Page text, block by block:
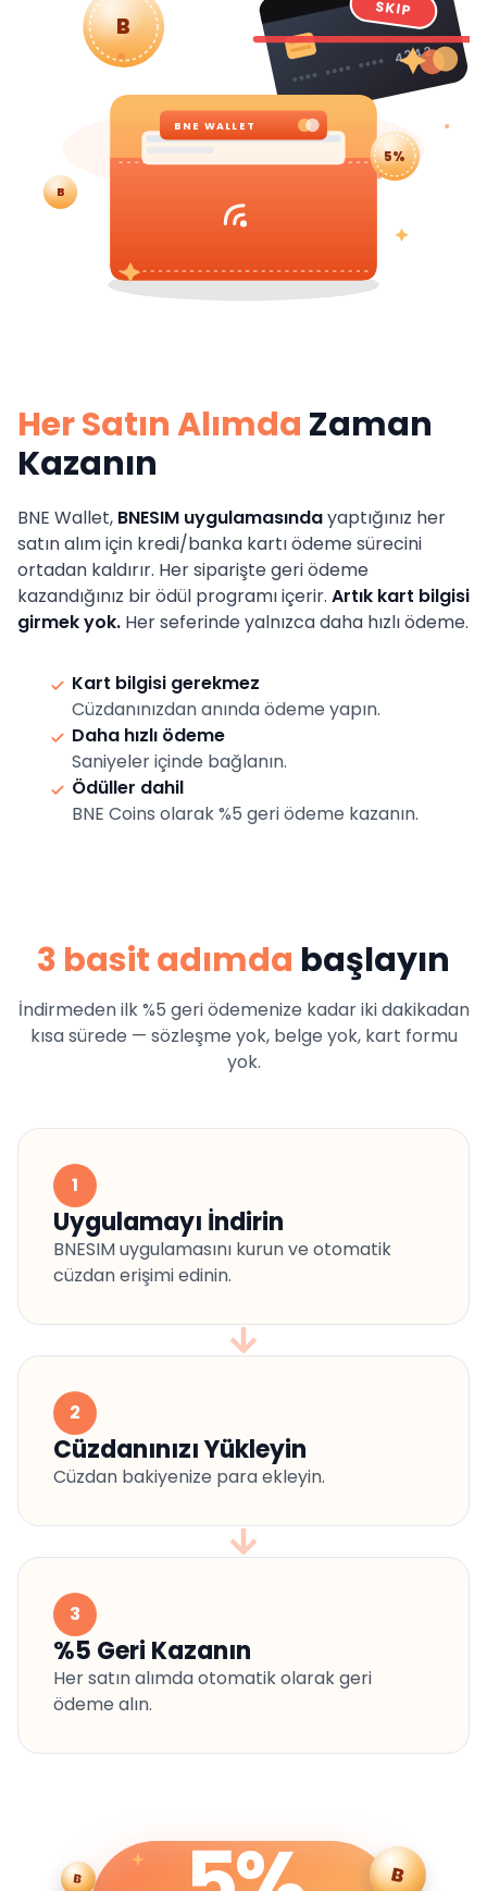
4242
SKIP
BNE WALLET
B
5%
B
Her Satın Alımda Zaman
Kazanın
BNE Wallet, BNESIM uygulamasındayaptığınız her
satın alım için kredi/banka kartı ödeme sürecini
ortadan kaldırır. Her siparişte geri ödeme
kazandığınız bir ödül programı içerir. Artık kart bilgisi
girmek yok. Her seferinde yalnızca daha hızlı ödeme.
Kart bilgisi gerekmez
Cüzdanınızdan anında ödeme yapın.
Daha hızlı ödeme
Saniyeler içinde bağlanın.
Ödüller dahil
BNE Coins olarak %5 geri ödeme kazanın.
3 basit adımda başlayın
İndirmeden ilk %5 geri ödemenize kadar iki dakikadan
kısa sürede — sözleşme yok, belge yok, kart formu
yok.
1
Uygulamayı İndirin
BNESIM uygulamasını kurun ve otomatik
cüzdan erişimi edinin.
2
Cüzdanınızı Yükleyin
Cüzdan bakiyenize para ekleyin.
3
%5 Geri Kazanın
Her satın alımda otomatik olarak geri
ödeme alın.
B B